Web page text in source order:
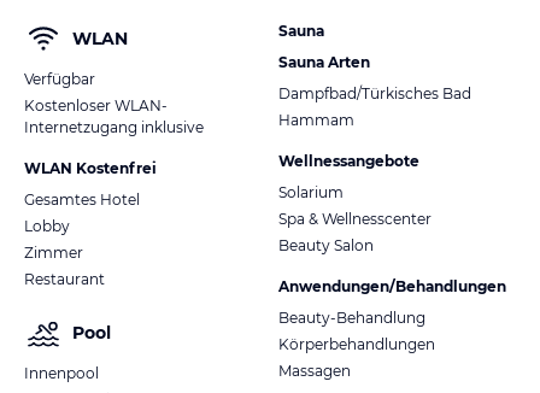
WLAN
Verfügbar
Kostenloser WLAN-
Internetzugang inklusive
WLAN Kostenfrei
Gesamtes Hotel
Lobby
Zimmer
Restaurant
Pool
Innenpool
Sauna
Sauna Arten
Dampfbad/Türkisches Bad
Hammam
Wellnessangebote
Solarium
Spa & Wellnesscenter
Beauty Salon
Anwendungen/Behandlungen
Beauty-Behandlung
Körperbehandlungen
Massagen